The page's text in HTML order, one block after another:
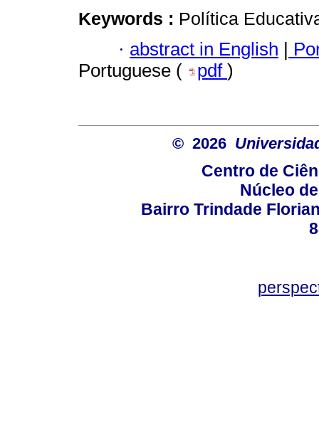
Keywords : Política
· abstract in English |
Portuguese (
pdf )
© 2026
Centro de
Núcleo
Bairro Trindade